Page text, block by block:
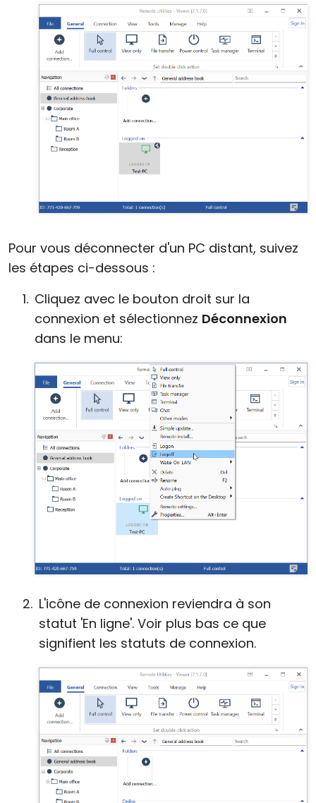
Pour vous déconnecter d'un PC distant, suivez
les étapes ci-dessous :
Cliquez avec le bouton droit sur la
connexion et sélectionnez Déconnexion
dans le menu:
L'icône de connexion reviendra à son
statut 'En ligne'. Voir plus bas ce que
signifient les statuts de connexion.